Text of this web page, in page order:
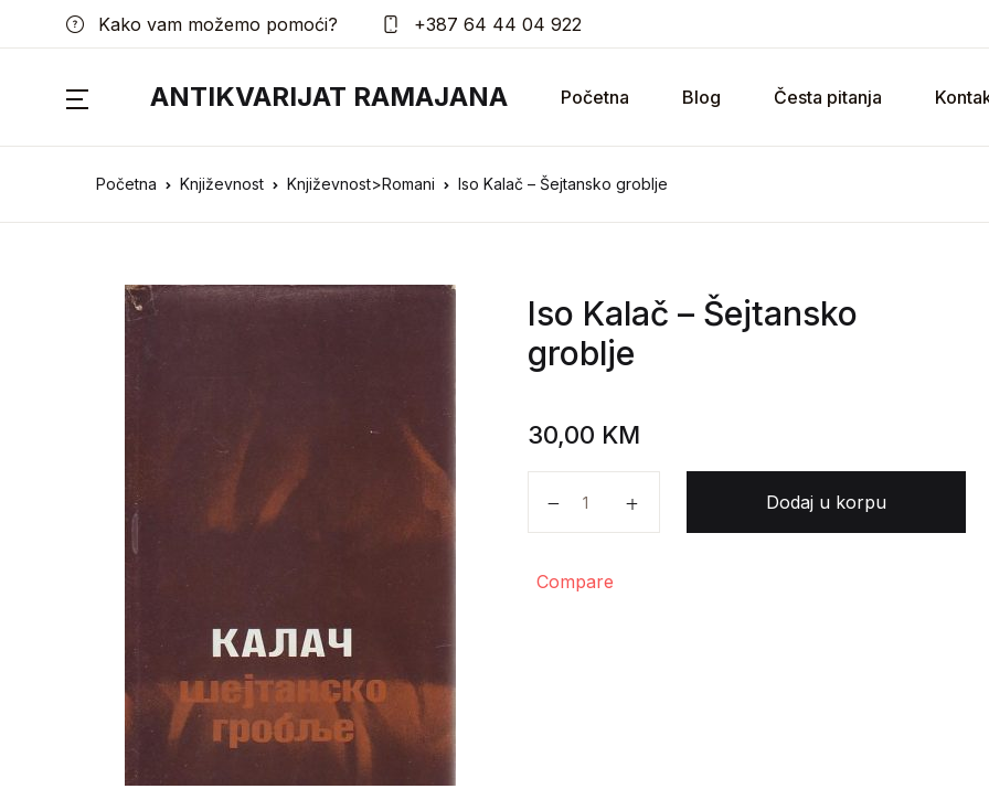
Kako vam možemo pomoći? +387 64 44 04 922
ANTIKVARIJAT RAMAJANA Početna Blog Česta pitanja
Početna Književnost Književnost>Romani Iso Kalač – Šejtansko groblje
Iso Kalač – Šejtansko
groblje
30,00 KM
Dodaj u korpu
Compare